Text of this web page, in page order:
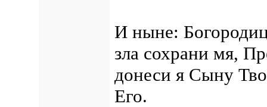
И ныне:
зла сохрани мя,
донеси я Сыну
Его.